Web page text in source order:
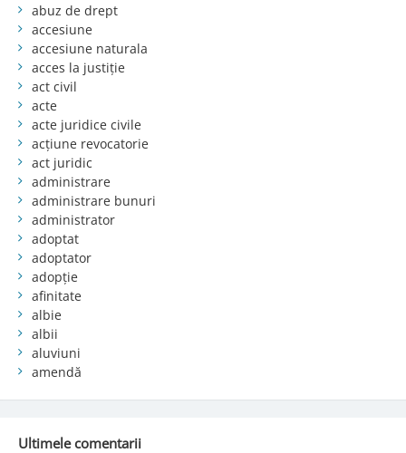
abuz de drept
accesiune
accesiune naturala
acces la justiție
act civil
acte
acte juridice civile
acțiune revocatorie
act juridic
administrare
administrare bunuri
administrator
adoptat
adoptator
adopție
afinitate
albie
albii
aluviuni
amendă
Ultimele comentarii